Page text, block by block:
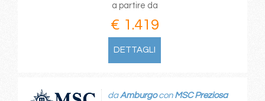
a partire da
€ 1.419
DETTAGLI
daAmburgocon MSC Preziosa